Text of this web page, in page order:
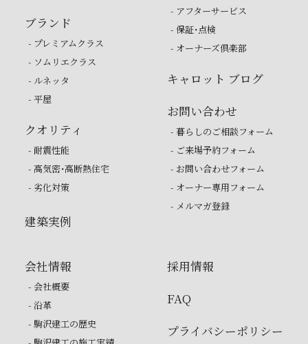
ブランド
- プレミアムクラス
- ソムリエクラス
- ルネッタ
- 平屋
クオリティ
- 耐震性能
- 高気密・高断熱住宅
- 劣化対策
建築実例
- アフターサービス
- 保証・点検
- オーナーズ倶楽部
キャロット ブログ
お問い合わせ
- 暮らしのご相談フォーム
- ご来場予約フォーム
- お問い合わせフォーム
- オーナー専用フォーム
- メルマガ登録
会社情報
- 会社概要
- 沿革
- 駒沢建工の歴史
採用情報
FAQ
プライバシーポリシー